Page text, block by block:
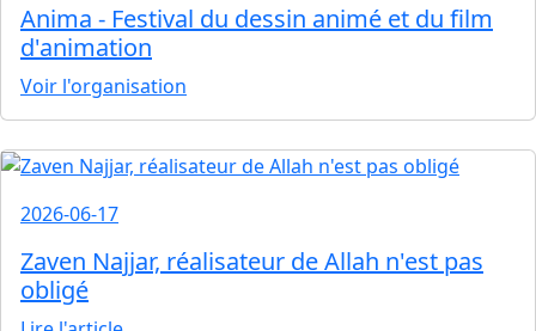
Anima - Festival du dessin animé et du film
d'animation
Voir l'organisation
2026-06-17
Zaven Najjar, réalisateur de Allah n'est pas
obligé